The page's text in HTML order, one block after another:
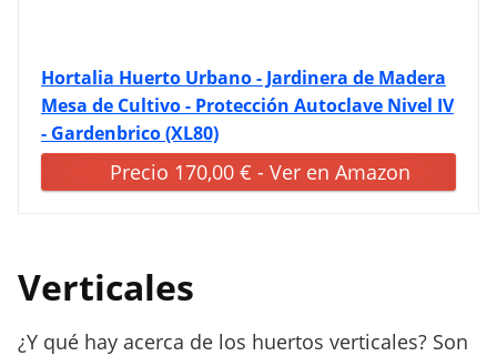
Hortalia Huerto Urbano - Jardinera de Madera
Mesa de Cultivo - Protección Autoclave Nivel IV
- Gardenbrico (XL80)
Precio 170,00 € - Ver en Amazon
Verticales
¿Y qué hay acerca de los huertos verticales? Son